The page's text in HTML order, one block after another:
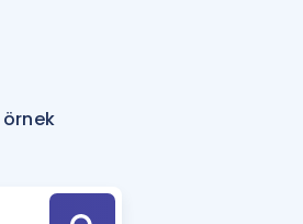
Hesaplama Aracı
için Öneriler
Tek Takvimde